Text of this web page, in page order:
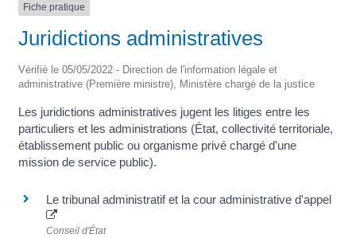
Fiche pratique
Juridictions administratives
Vérifié le 05/05/2022 - Direction de l'information légale et
administrative (Première ministre), Ministère chargé de la justice
Les juridictions administratives jugent les litiges entre les
particuliers et les administrations (État, collectivité territoriale,
établissement public ou organisme privé chargé d'une
mission de service public).
Le tribunal administratif et la cour administrative d'appel
Conseil d'État